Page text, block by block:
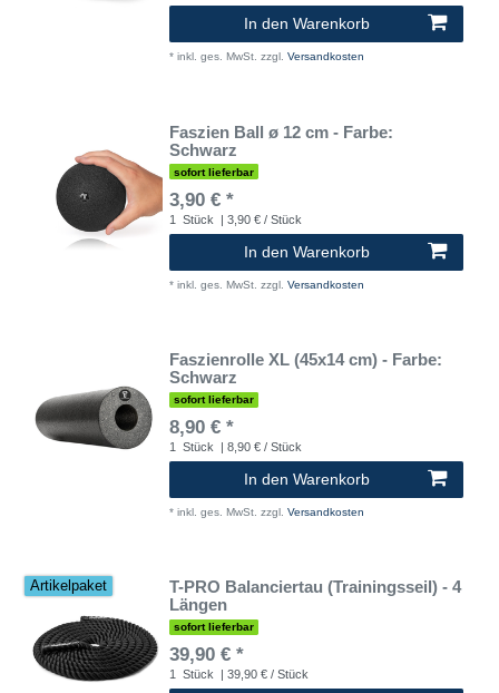
In den Warenkorb
* inkl. ges. MwSt. zzgl. Versandkosten
Faszien Ball ø 12 cm - Farbe:
Schwarz
sofort lieferbar
3,90 € *
1 Stück | 3,90 € / Stück
In den Warenkorb
* inkl. ges. MwSt. zzgl. Versandkosten
Faszienrolle XL (45x14 cm) - Farbe:
Schwarz
sofort lieferbar
8,90 € *
1 Stück | 8,90 € / Stück
In den Warenkorb
* inkl. ges. MwSt. zzgl. Versandkosten
Artikelpaket
T-PRO Balanciertau (Trainingsseil) - 4
Längen
sofort lieferbar
39,90 € *
1 Stück | 39,90 € / Stück